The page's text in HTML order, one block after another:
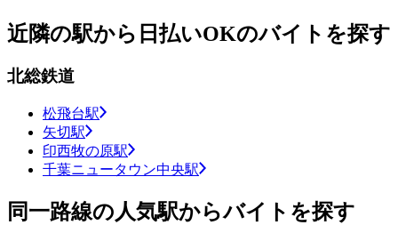
近隣の駅から日払いOKのバイトを探す
北総鉄道
松飛台駅
矢切駅
印西牧の原駅
千葉ニュータウン中央駅
同一路線の人気駅からバイトを探す